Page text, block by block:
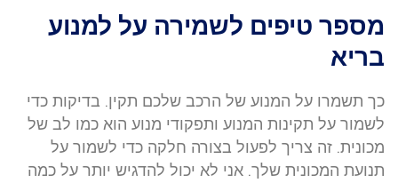
מספר טיפים לשמירה על למנוע
בריא
כך תשמרו על המנוע של הרכב שלכם תקין. בדיקות כדי
לשמור על תקינות המנוע ותפקודי מנוע הוא כמו לב של
מכונית. זה צריך לפעול בצורה חלקה כדי לשמור על
תנועת המכונית שלך. אני לא יכול להדגיש יותר על כמה